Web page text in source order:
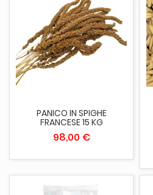
PANICO IN SPIGHE
FRANCESE 15 KG
98,00 €